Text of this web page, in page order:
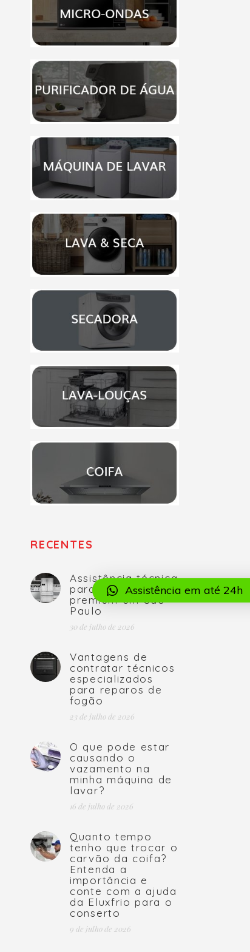
RECENTES
Assistência técnica
para marcas
premium em São
Paulo
30 de julho de 2026
Vantagens de
contratar técnicos
especializados
para reparos de
fogão
23 de julho de 2026
O que pode estar
causando o
vazamento na
minha máquina de
lavar?
16 de julho de 2026
Quanto tempo
tenho que trocar o
carvão da coifa?
Entenda a
importância e
conte com a ajuda
da Eluxfrio para o
conserto
9 de julho de 2026
Assistência em até 24h